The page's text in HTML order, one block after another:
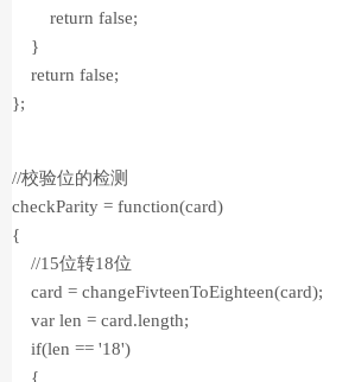
return false;
}
return false;
};
//校验位的检测
checkParity = function(card)
{
//15位转18位
card = changeFivteenToEighteen(card);
var len = card.length;
if(len == '18')
{